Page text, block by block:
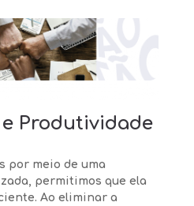
Produtividade
por meio de uma
permitimos que ela
Ao eliminar a